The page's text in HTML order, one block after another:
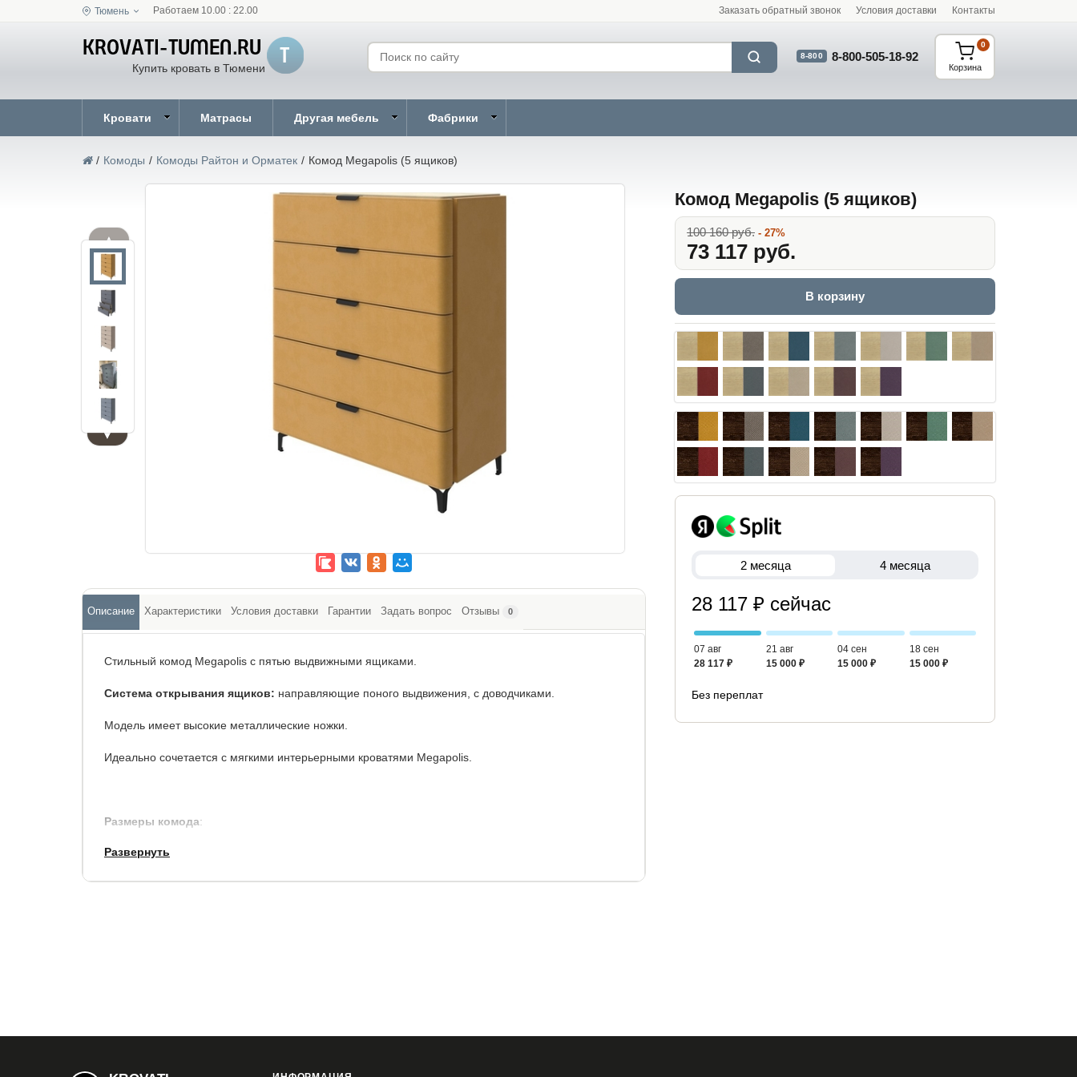
Тюмень Работаем 10.00 : 22.00 Заказать обратный звонок Условия доставки Контакты
Купить кровать в Тюмени
8-800 8-800-505-18-92
Корзина
0
Кровати Матрасы Другая мебель Фабрики
/ Комоды / Комоды Райтон и Орматек / Комод Megapolis (5 ящиков)
▲
▼
Комод Megapolis (5 ящиков)
100 160 руб. - 27%
73 117 руб.
В корзину
2 месяца 4 месяца
28 117 ₽ сейчас
07 авг
28 117 ₽
21 авг
15 000 ₽
04 сен
15 000 ₽
18 сен
15 000 ₽
Без переплат
Описание Характеристики Условия доставки Гарантии Задать вопрос Отзывы 0
Стильный комод Megapolis с пятью выдвижными ящиками.
Система открывания ящиков: направляющие поного выдвижения, с доводчиками.
Модель имеет высокие металлические ножки.
Идеально сочетается с мягкими интерьерными кроватями Megapolis.
Размеры комода:
ширина, см
Развернуть